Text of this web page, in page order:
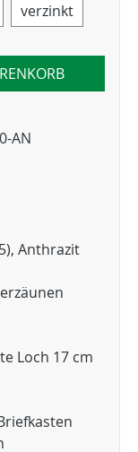
verzinkt
AN
Anthrazit
Loch 17 cm